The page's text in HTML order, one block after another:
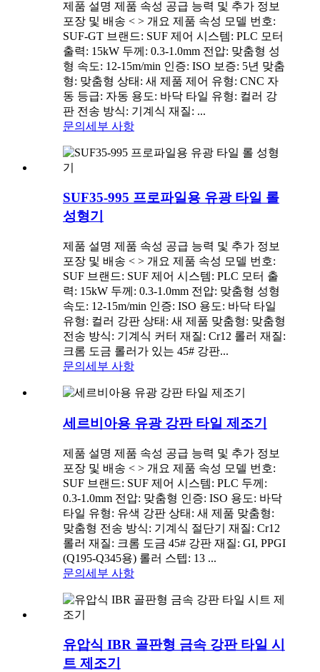
제품 설명 제품 속성 공급 능력 및 추가 정보
포장 및 배송 < > 개요 제품 속성 모델 번호:
SUF-GT 브랜드: SUF 제어 시스템: PLC 모터
출력: 15kW 두께: 0.3-1.0mm 전압: 맞춤형 성
형 속도: 12-15m/min 인증: ISO 보증: 5년 맞춤
형: 맞춤형 상태: 새 제품 제어 유형: CNC 자
동 등급: 자동 용도: 바닥 타일 유형: 컬러 강
판 전송 방식: 기계식 재질: ...
문의 세부 사항
SUF35-995 프로파일용 유광 타일 롤
성형기
제품 설명 제품 속성 공급 능력 및 추가 정보
포장 및 배송 < > 개요 제품 속성 모델 번호:
SUF 브랜드: SUF 제어 시스템: PLC 모터 출
력: 15kW 두께: 0.3-1.0mm 전압: 맞춤형 성형
속도: 12-15m/min 인증: ISO 용도: 바닥 타일
유형: 컬러 강판 상태: 새 제품 맞춤형: 맞춤형
전송 방식: 기계식 커터 재질: Cr12 롤러 재질:
크롬 도금 롤러가 있는 45# 강판...
문의 세부 사항
세르비아용 유광 강판 타일 제조기
제품 설명 제품 속성 공급 능력 및 추가 정보
포장 및 배송 < > 개요 제품 속성 모델 번호:
SUF 브랜드: SUF 제어 시스템: PLC 두께:
0.3-1.0mm 전압: 맞춤형 인증: ISO 용도: 바닥
타일 유형: 유색 강판 상태: 새 제품 맞춤형:
맞춤형 전송 방식: 기계식 절단기 재질: Cr12
롤러 재질: 크롬 도금 45# 강판 재질: GI, PPGI
(Q195-Q345용) 롤러 스텝: 13 ...
문의 세부 사항
유압식 IBR 골판형 금속 강판 타일 시
트 제조기